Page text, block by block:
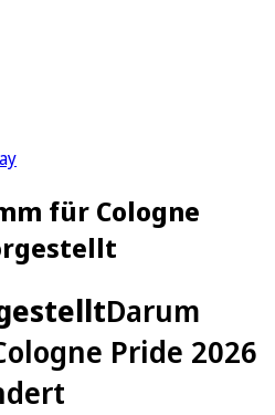
für Cologne
Darum
Pride 2026